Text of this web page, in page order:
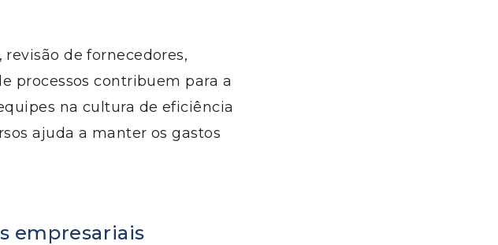
de fornecedores,
processos contribuem para a
na cultura de eficiência
ajuda a manter os gastos
empresariais